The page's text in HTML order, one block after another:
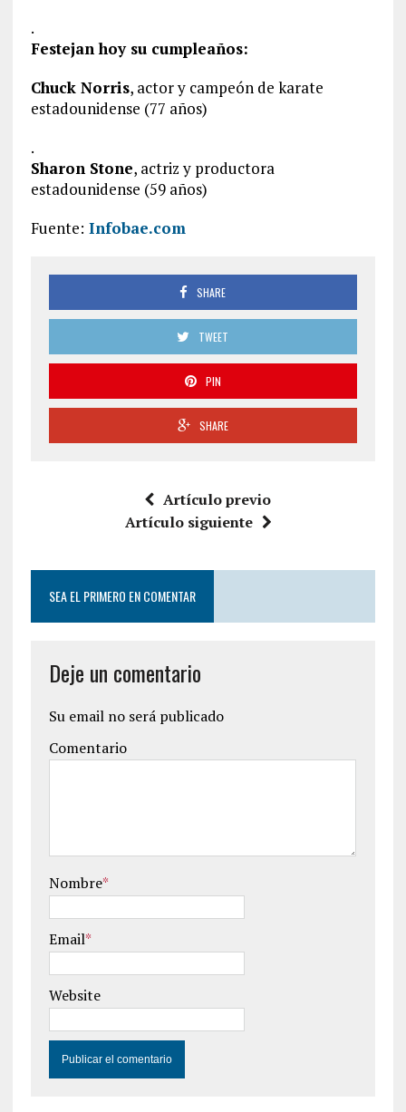
.
Festejan hoy su cumpleaños:
Chuck Norris, actor y campeón de karate
estadounidense (77 años)
.
Sharon Stone, actriz y productora
estadounidense (59 años)
Fuente: Infobae.com
SHARE
TWEET
PIN
SHARE
Artículo previo
Artículo siguiente
SEA EL PRIMERO EN COMENTAR
Deje un comentario
Su email no será publicado
Comentario
Nombre*
Email*
Website